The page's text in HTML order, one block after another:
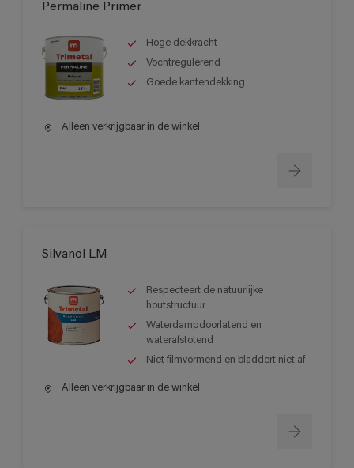
Permaline Primer
Hoge dekkracht
Vochtregulerend
Goede kantendekking
Alleen verkrijgbaar in de winkel
Silvanol LM
Respecteert de natuurlijke
houtstructuur
Waterdampdoorlatend en
waterafstotend
Niet filmvormend en bladdert niet af
Alleen verkrijgbaar in de winkel